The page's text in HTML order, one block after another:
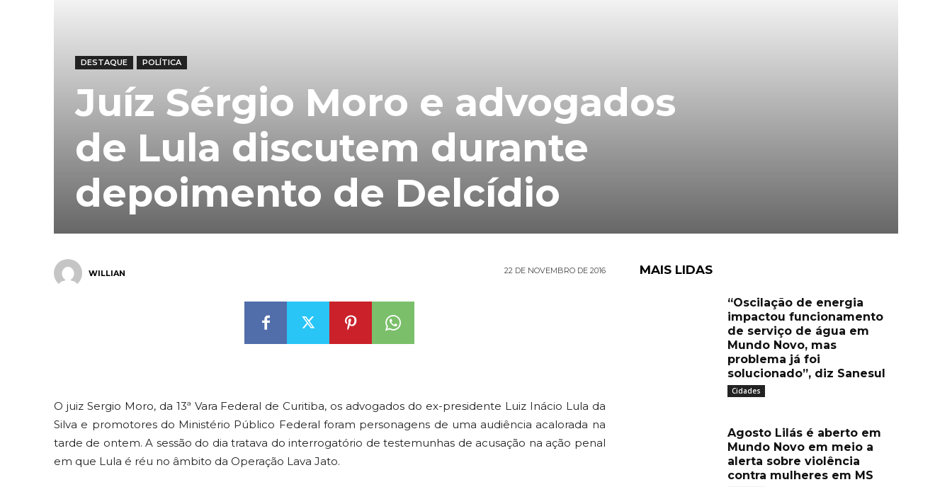
DESTAQUE POLÍTICA
Juíz Sérgio Moro e advogados
de Lula discutem durante
depoimento de Delcídio
WILLIAN 22 DE NOVEMBRO DE 2016
O juiz Sergio Moro, da 13ª Vara Federal de Curitiba, os advogados do ex-presidente Luiz Inácio Lula da
Silva e promotores do Ministério Público Federal foram personagens de uma audiência acalorada na
tarde de ontem. A sessão do dia tratava do interrogatório de testemunhas de acusação na ação penal
em que Lula é réu no âmbito da Operação Lava Jato.
MAIS LIDAS
“Oscilação de energia
impactou funcionamento
de serviço de água em
Mundo Novo, mas
problema já foi
solucionado”, diz Sanesul
Cidades
Agosto Lilás é aberto em
Mundo Novo em meio a
alerta sobre violência
contra mulheres em MS